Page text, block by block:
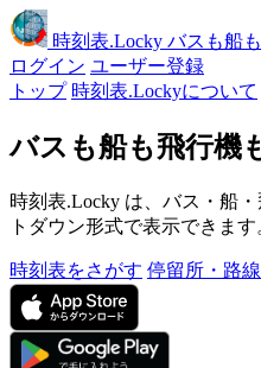
時刻表.Locky バスも船
ログイン ユーザー登録
トップ 時刻表.Lockyについて
バスも船も飛行機
時刻表.Locky は、バス・船
トダウン形式で表示できます
時刻表をさがす 停留所・路